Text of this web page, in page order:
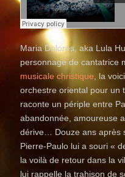
Maria Dolores, aka Lula
personnage de cantatrice
musicale christique , la
orchestre oriental pour un
raconte un périple entre
abandonnée, amoureuse
dérive… Douze ans après
Pierre-Paulo lui a souri «
la voilà de retour dans la
lui rappelle la trahison de